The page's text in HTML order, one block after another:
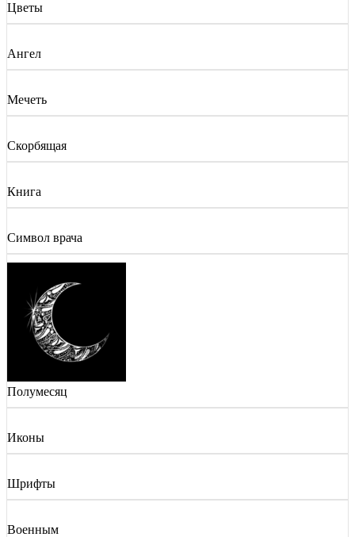
Цветы
Ангел
Мечеть
Скорбящая
Книга
Символ врача
Полумесяц
Иконы
Шрифты
Военным